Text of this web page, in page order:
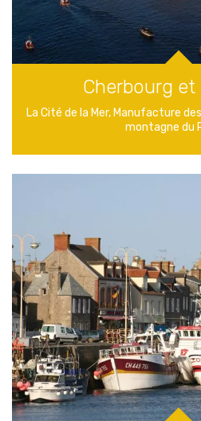
Cherbourg
La Cité de la Mer, Manufacture
montagne du